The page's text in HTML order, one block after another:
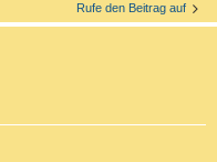
Rufe den Beitrag auf